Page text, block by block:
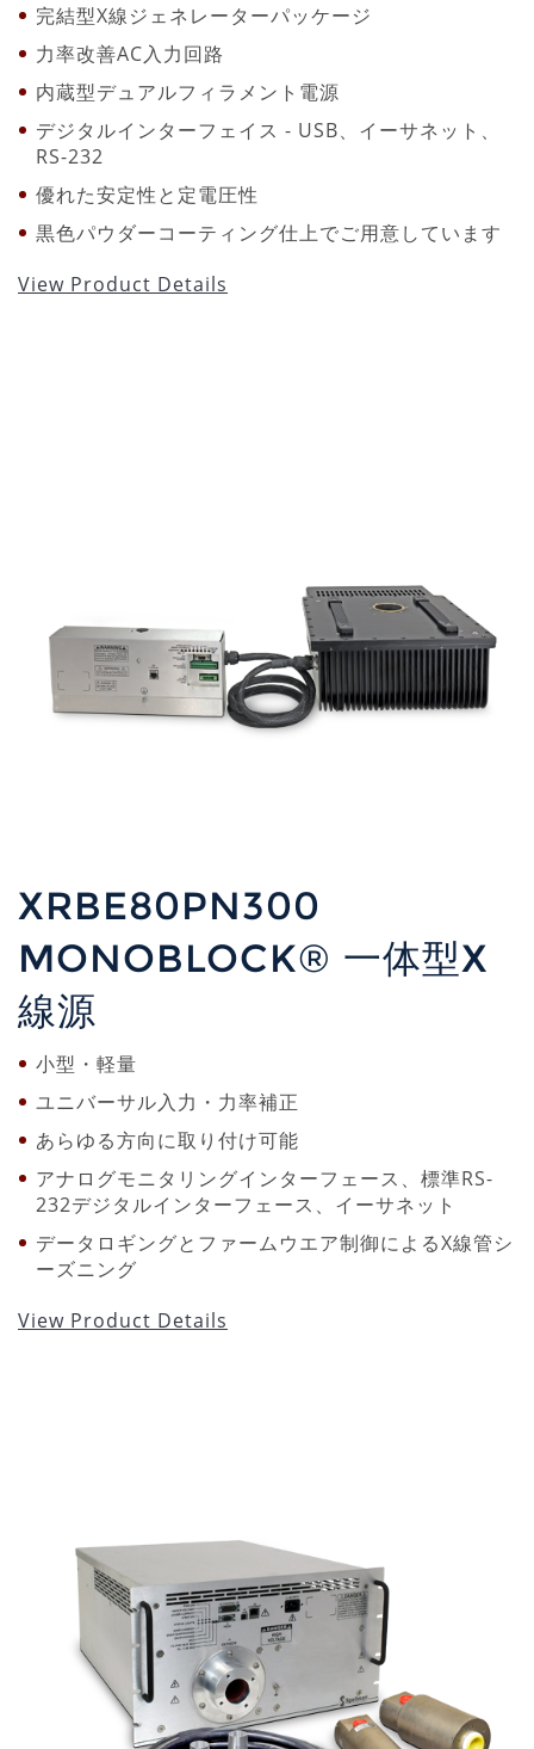
完結型X線ジェネレーターパッケージ
力率改善AC入力回路
内蔵型デュアルフィラメント電源
デジタルインターフェイス - USB、イーサネット、
RS-232
優れた安定性と定電圧性
黒色パウダーコーティング仕上でご用意しています
View Product Details
XRBE80PN300
MONOBLOCK® 一体型X
線源
小型・軽量
ユニバーサル入力・力率補正
あらゆる方向に取り付け可能
アナログモニタリングインターフェース、標準RS-
232デジタルインターフェース、イーサネット
データロギングとファームウエア制御によるX線管シ
ーズニング
View Product Details